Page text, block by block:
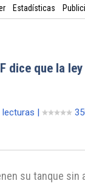
Estadísticas
dice que la
lecturas |
su tanque sin